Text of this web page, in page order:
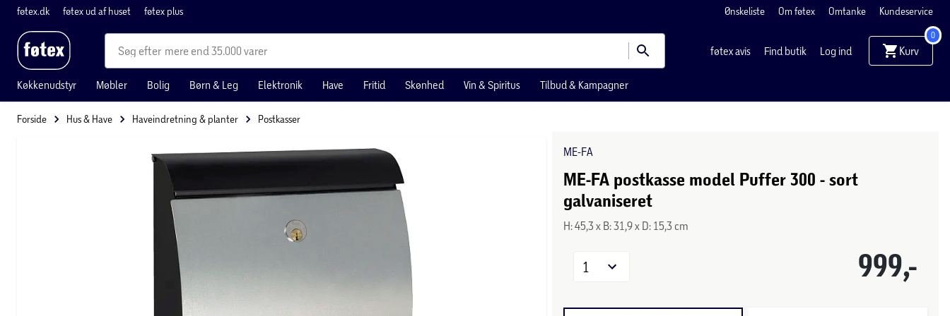
føtex.dk føtex ud af huset føtex plus Ønskeliste Om føtex Omtanke Kundeservice
mere end 35.000 varer føtex avis Find butik Log ind Kurv
0
Køkkenudstyr Møbler Bolig Børn & Leg Elektronik Have Fritid Skønhed Vin & Spiritus Tilbud & Kampagner
Forside Hus & Have Haveindretning & planter Postkasser
ME-FA
ME-FA postkasse model Puffer 300 - sort
galvaniseret
H: 45,3 x B: 31,9 x D: 15,3 cm
999,-
1